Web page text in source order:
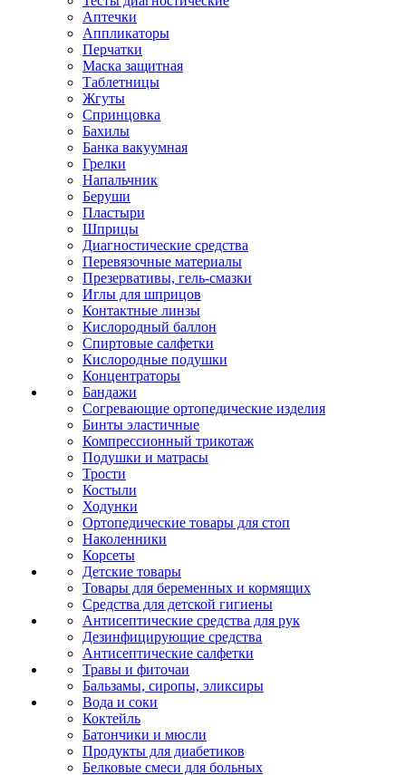
Аптечки
Аппликаторы
Перчатки
Маска защитная
Таблетницы
Жгуты
Спринцовка
Бахилы
Банка вакуумная
Грелки
Напальчник
Беруши
Пластыри
Шприцы
Диагностические средства
Перевязочные материалы
Презервативы, гель-смазки
Иглы для шприцов
Контактные линзы
Кислородный баллон
Спиртовые салфетки
Кислородные подушки
Концентраторы
Бандажи
Согревающие ортопедические изделия
Бинты эластичные
Компрессионный трикотаж
Подушки и матрасы
Трости
Костыли
Ходунки
Ортопедические товары для стоп
Наколенники
Корсеты
Детские товары
Товары для беременных и кормящих
Средства для детской гигиены
Антисептические средства для рук
Дезинфицирующие средства
Антисептические салфетки
Травы и фиточаи
Бальзамы, сиропы, эликсиры
Вода и соки
Коктейль
Батончики и мюсли
Продукты для диабетиков
Белковые смеси для больных